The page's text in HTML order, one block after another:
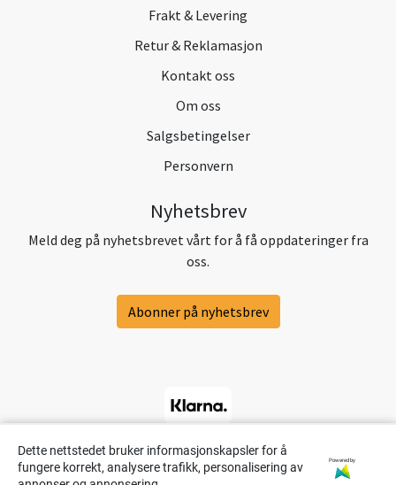
Dette nettstedet bruker informasjonskapsler for å
fungere korrekt, analysere trafikk, personalisering av
Powered by
Frakt & Levering
Retur & Reklamasjon
Kontakt oss
Om oss
Salgsbetingelser
Personvern
Nyhetsbrev
Meld deg på nyhetsbrevet vårt for å få oppdateringer fra
oss.
Abonner på nyhetsbrev